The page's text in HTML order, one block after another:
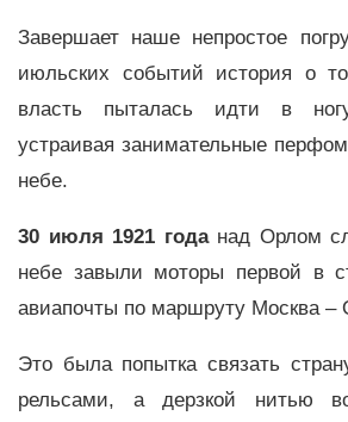
Завершает наше непростое
июльских событий история о
власть пыталась идти в
устраивая занимательные
небе.
30 июля 1921 годанад Орлом
небе завыли моторы первой в
авиапочты по маршруту Москва –
Это была попытка связать
рельсами, а дерзкой нитью